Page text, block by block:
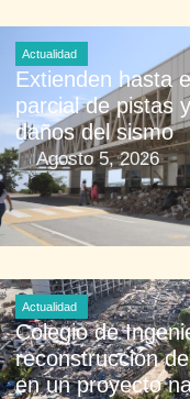
Actualidad
Extienden hasta
parcial de pistas
daños del sismo
Agosto 5, 2026
Actualidad
Colegio de
reconstrucción
en un proyecto